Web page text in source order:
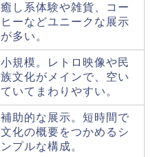
癒し系体験や雑貨、コー
ヒーなどユニークな展示
が多い。
小規模。レトロ映像や民
族文化がメインで、空い
ていてまわりやすい。
補助的な展示。短時間で
文化の概要をつかめるシ
ンプルな構成。